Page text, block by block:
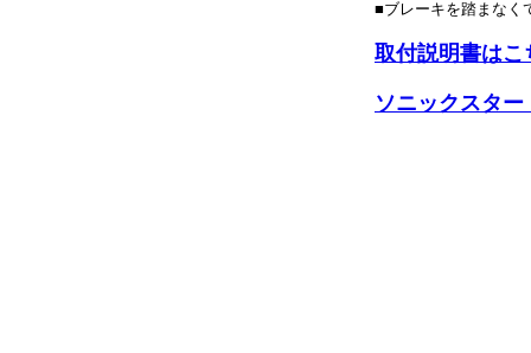
■ブレーキを踏まなく
取付説明書はこ
ソニックスタ